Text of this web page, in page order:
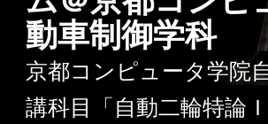
動車制御学科
京都コンピュータ学院
講科目「自動二輪特論